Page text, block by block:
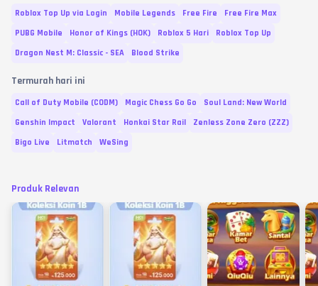
Roblox Top Up via Login Mobile Legends Free Fire
Free Fire Max
PUBG Mobile
Honor of Kings (HOK) Roblox 5 Hari
Roblox Top Up
Dragon Nest M: Classic - SEA
Blood Strike
Termurah hari ini
Call of Duty Mobile (CODM) Magic Chess Go Go
Soul Land: New World
Genshin Impact
Valorant Honkai Star Rail
Zenless Zone Zero (ZZZ)
Bigo Live
Litmatch WeSing
Produk Relevan